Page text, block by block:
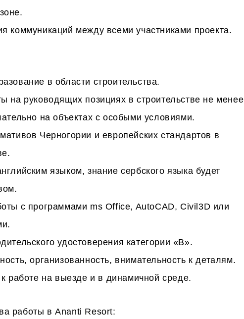
коммуникаций между всеми участниками проекта.
в области строительства.
на руководящих позициях в строительстве не менее
на объектах с особыми условиями.
Черногории и европейских стандартов в
языком, знание сербского языка будет
с программами ms Office, AutoCAD, Civil3D или
удостоверения категории «В».
организованность, внимательность к деталям.
к работе на выезде и в динамичной среде.
работы в Ananti Resort: